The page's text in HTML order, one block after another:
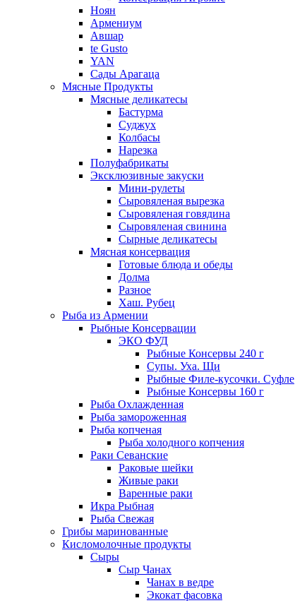
Ноян
Армениум
Авшар
te Gusto
YAN
Сады Арагаца
Мясные Продукты
Мясные деликатесы
Бастурма
Суджух
Колбасы
Нарезка
Полуфабрикаты
Эксклюзивные закуски
Мини-рулеты
Сыровяленая вырезка
Сыровяленая говядина
Сыровяленая свинина
Сырные деликатесы
Мясная консервация
Готовые блюда и обеды
Долма
Разное
Хаш. Рубец
Рыба из Армении
Рыбные Консервации
ЭКО ФУД
Рыбные Консервы 240 г
Супы. Уха. Щи
Рыбные Филе-кусочки. Суфле
Рыбные Консервы 160 г
Рыба Охлажденная
Рыба замороженная
Рыба копченая
Рыба холодного копчения
Раки Севанские
Раковые шейки
Живые раки
Варенные раки
Икра Рыбная
Рыба Свежая
Грибы маринованные
Кисломолочные продукты
Сыры
Сыр Чанах
Чанах в ведре
Экокат фасовка